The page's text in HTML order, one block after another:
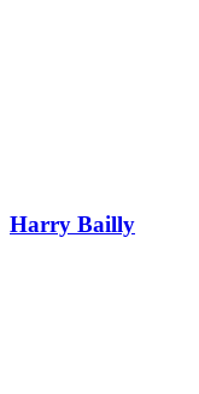
Harry Bailly